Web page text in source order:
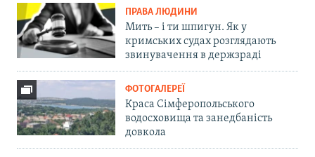
ПРАВА ЛЮДИНИ
Мить – і ти шпигун. Як у
кримських судах розглядають
звинувачення в держзраді
ФОТОГАЛЕРЕЇ
Краса Сімферопольського
водосховища та занедбаність
довкола